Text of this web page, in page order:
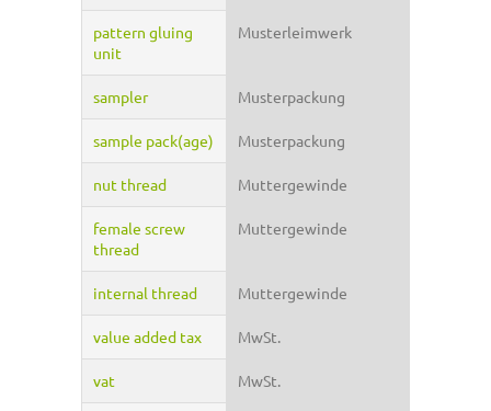
pattern gluing
unit
Musterleimwerk
sampler Musterpackung
sample pack(age) Musterpackung
nut thread Muttergewinde
female screw
thread
Muttergewinde
internal thread Muttergewinde
value added tax MwSt.
vat MwSt.